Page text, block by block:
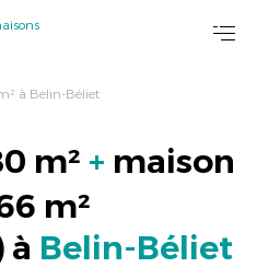
à Belin-Béliet
m² + maison
m²
à Belin-Béliet